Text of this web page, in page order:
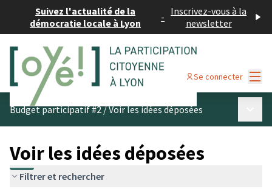
Suivez l'actualité de la
démocratie locale à Lyon
- Inscrivez-vous à la
newsletter
Se connecter
Budget participatif #2/Voir les idées déposées
Voir les idées déposées
Filtrer et rechercher